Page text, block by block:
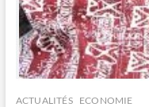
ACTUALITÉS ECONOMIE